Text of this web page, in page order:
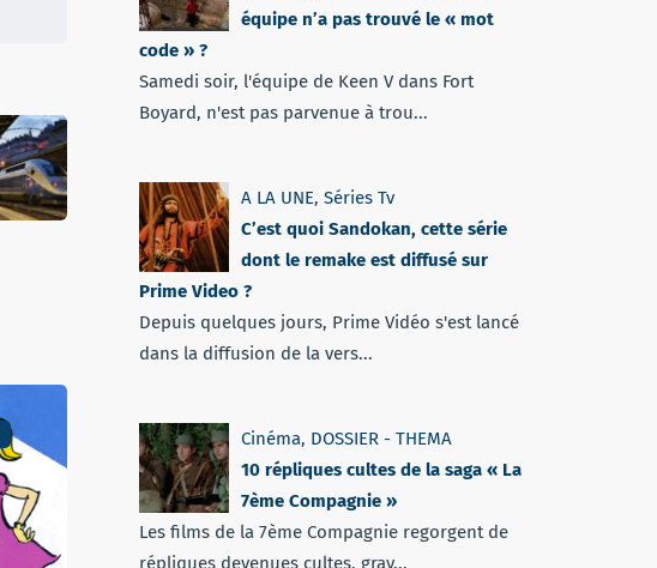
équipe n’a pas trouvé le « mot
code » ?
Samedi soir, l'équipe de Keen V dans Fort
Boyard, n'est pas parvenue à trou...
A LA UNE, Séries Tv
C’est quoi Sandokan, cette série
dont le remake est diffusé sur
Prime Video ?
Depuis quelques jours, Prime Vidéo s'est lancé
dans la diffusion de la vers...
Cinéma, DOSSIER - THEMA
10 répliques cultes de la saga « La
7ème Compagnie »
Les films de la 7ème Compagnie regorgent de
répliques devenues cultes, grav...